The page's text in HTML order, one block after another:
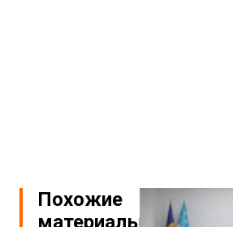
Похожие
материалы